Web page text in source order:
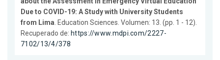
Due to COVID-19: A Study with University Students
from Lima. Education Sciences. Volumen: 13. (pp. 1 - 12).
Recuperado de: https://www.mdpi.com/2227-
7102/13/4/378